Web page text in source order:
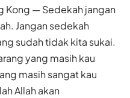
Kong — Sedekah jangan
Jangan sedekah
sudah tidak kita sukai.
yang masih kau
masih sangat kau
Allah akan